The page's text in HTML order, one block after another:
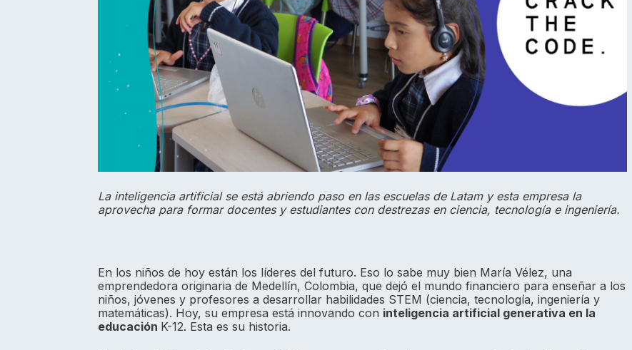
La inteligencia artificial se está abriendo paso en las escuelas de Latam y esta empresa la
aprovecha para formar docentes y estudiantes con destrezas en ciencia, tecnología e ingeniería.
En los niños de hoy están los líderes del futuro. Eso lo sabe muy bien María Vélez, una
emprendedora originaria de Medellín, Colombia, que dejó el mundo financiero para enseñar a los
niños, jóvenes y profesores a desarrollar habilidades STEM (ciencia, tecnología, ingeniería y
matemáticas). Hoy, su empresa está innovando con inteligencia artificial generativa en la
educación K-12. Esta es su historia.